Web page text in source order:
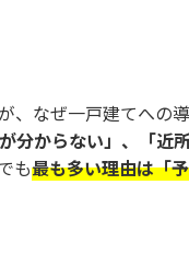
、なぜ一戸建てへの
分からない」、「近
も最も多い理由は「